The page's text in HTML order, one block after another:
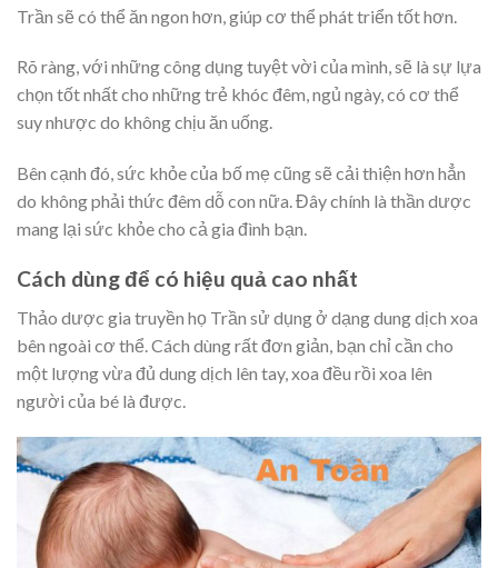
Trần sẽ có thể ăn ngon hơn, giúp cơ thể phát triển tốt hơn.
Rõ ràng, với những công dụng tuyệt vời của mình, sẽ là sự lựa
chọn tốt nhất cho những trẻ khóc đêm, ngủ ngày, có cơ thể
suy nhược do không chịu ăn uống.
Bên cạnh đó, sức khỏe của bố mẹ cũng sẽ cải thiện hơn hẳn
do không phải thức đêm dỗ con nữa. Đây chính là thần dược
mang lại sức khỏe cho cả gia đình bạn.
Cách dùng để có hiệu quả cao nhất
Thảo dược gia truyền họ Trần sử dụng ở dạng dung dịch xoa
bên ngoài cơ thể. Cách dùng rất đơn giản, bạn chỉ cần cho
một lượng vừa đủ dung dịch lên tay, xoa đều rồi xoa lên
người của bé là được.